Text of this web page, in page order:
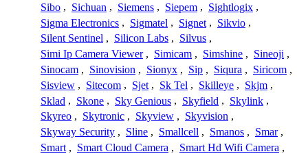
Sibo , Sichuan , Siemens , Siepem , Sightlogix ,
Sigma Electronics , Sigmatel , Signet , Sikvio ,
Silent Sentinel , Silicon Labs , Silvus ,
Simi Ip Camera Viewer , Simicam , Simshine , Sineoji ,
Sinocam , Sinovision , Sionyx , Sip , Siqura , Siricom ,
Sisview , Sitecom , Sjet , Sk Tel , Skilleye , Skjm ,
Sklad , Skone , Sky Genious , Skyfield , Skylink ,
Skyreo , Skytronic , Skyview , Skyvision ,
Skyway Security , Sline , Smallcell , Smanos , Smar ,
Smart , Smart Cloud Camera , Smart Hd Wifi Camera ,